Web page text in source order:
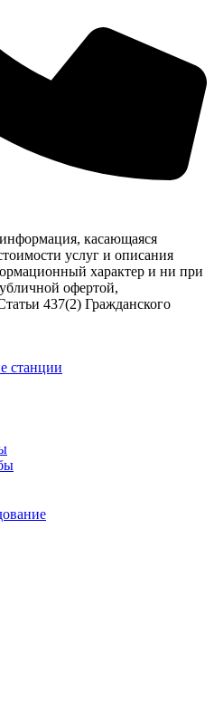
касающаяся
услуг и описания
характер и ни при
офертой,
437(2) Гражданского
станции